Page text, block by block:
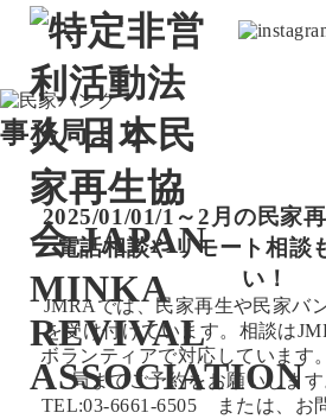
事務局より
2025/01/01/1～2月の民家
電話相談やリモート相談
い！
JMRAでは、民家再生や民家バ
を受け付けています。相談は
ボランティアで対応しています
局までご予約をお願いしま
TEL:03-6661-6505 または、 お